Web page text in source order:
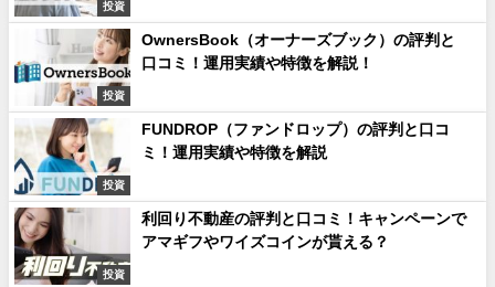
投資
投資
OwnersBook（オーナーズブック）の評判と
口コミ！運用実績や特徴を解説！
投資
FUNDROP（ファンドロップ）の評判と口コ
ミ！運用実績や特徴を解説
投資
利回り不動産の評判と口コミ！キャンペーンで
アマギフやワイズコインが貰える？